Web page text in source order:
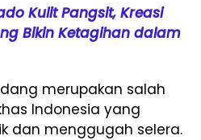
Kulit Pangsit, Kreasi
Bikin Ketagihan dalam
merupakan salah
Indonesia yang
dan menggugah selera.